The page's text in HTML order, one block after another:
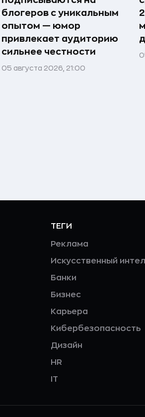
блогеров с уникальным
опытом — юмор
привлекает аудиторию
сильнее честности
05 августа 2026, 21:00
ТЕГИ
Реклама
Искусственный
Банки
Бизнес
Карьера
Кибербезопасность
Дизайн
HR
IT